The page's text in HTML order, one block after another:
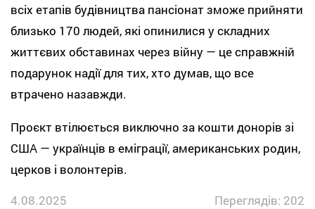
всіх етапів будівництва пансіонат зможе прийняти
близько 170 людей, які опинилися у складних
життєвих обставинах через війну — це справжній
подарунок надії для тих, хто думав, що все
втрачено назавжди.
Проєкт втілюється виключно за кошти донорів зі
США — українців в еміграції, американських родин,
церков і волонтерів.
4.08.2025
Переглядів: 202